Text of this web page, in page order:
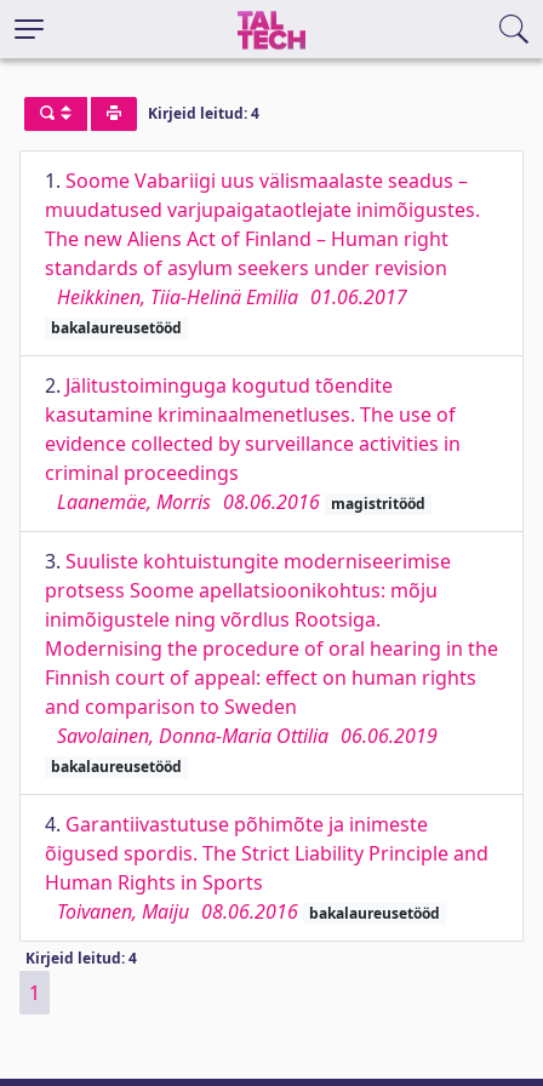
Kirjeid leitud: 4
1. Soome Vabariigi uus välismaalaste seadus –
muudatused varjupaigataotlejate inimõigustes.
The new Aliens Act of Finland – Human right
standards of asylum seekers under revision
Heikkinen, Tiia-Helinä Emilia 01.06.2017
bakalaureusetööd
2. Jälitustoiminguga kogutud tõendite
kasutamine kriminaalmenetluses. The use of
evidence collected by surveillance activities in
criminal proceedings
Laanemäe, Morris 08.06.2016 magistritööd
3. Suuliste kohtuistungite moderniseerimise
protsess Soome apellatsioonikohtus: mõju
inimõigustele ning võrdlus Rootsiga.
Modernising the procedure of oral hearing in the
Finnish court of appeal: effect on human rights
and comparison to Sweden
Savolainen, Donna-Maria Ottilia 06.06.2019
bakalaureusetööd
4. Garantiivastutuse põhimõte ja inimeste
õigused spordis. The Strict Liability Principle and
Human Rights in Sports
Toivanen, Maiju 08.06.2016 bakalaureusetööd
Kirjeid leitud: 4
1